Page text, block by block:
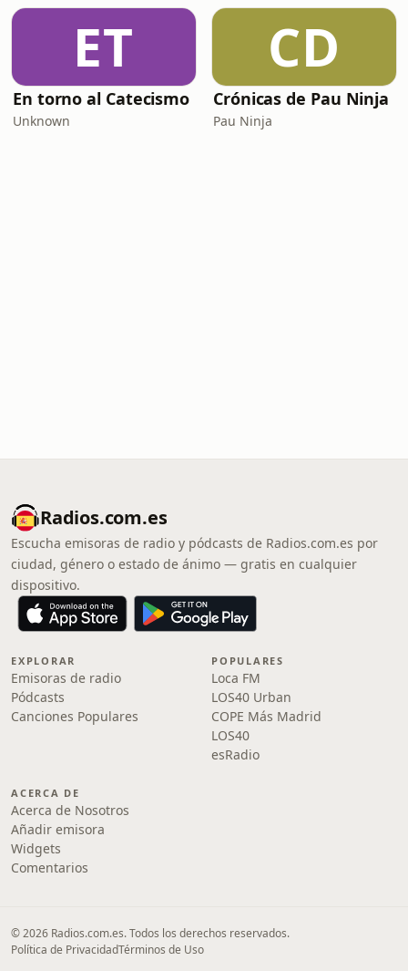
ET
En torno al Catecismo
Unknown
CD
Crónicas de Pau Ninja
Pau Ninja
Radios.com.es
Escucha emisoras de radio y pódcasts de Radios.com.es por
ciudad, género o estado de ánimo — gratis en cualquier
dispositivo.
EXPLORAR
Emisoras de radio
Pódcasts
Canciones Populares
POPULARES
Loca FM
LOS40 Urban
COPE Más Madrid
LOS40
esRadio
ACERCA DE
Acerca de Nosotros
Añadir emisora
Widgets
Comentarios
© 2026 Radios.com.es. Todos los derechos reservados.
Política de PrivacidadTérminos de Uso